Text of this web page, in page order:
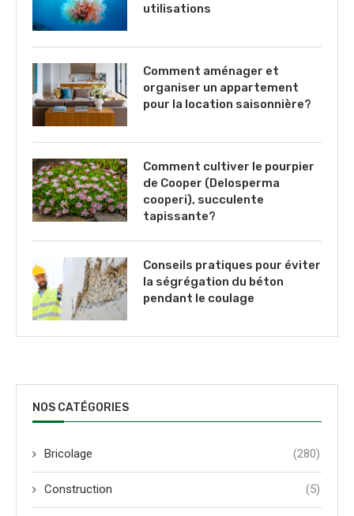
utilisations
Comment aménager et
organiser un appartement
pour la location saisonnière?
Comment cultiver le pourpier
de Cooper (Delosperma
cooperi), succulente
tapissante?
Conseils pratiques pour éviter
la ségrégation du béton
pendant le coulage
NOS CATÉGORIES
Bricolage (280)
Construction (5)